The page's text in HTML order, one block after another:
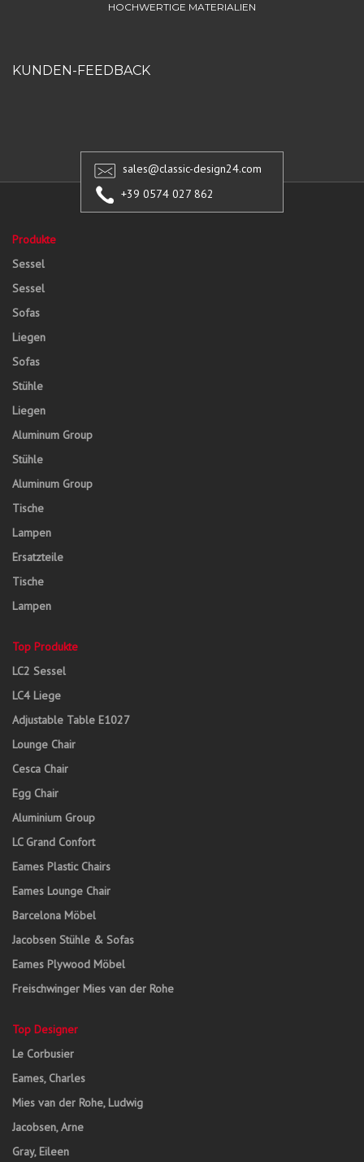
HOCHWERTIGE MATERIALIEN
KUNDEN-FEEDBACK
sales@classic-design24.com
+39 0574 027 862
Produkte
Sessel
Sessel
Sofas
Liegen
Sofas
Stühle
Liegen
Aluminum Group
Stühle
Aluminum Group
Tische
Lampen
Ersatzteile
Tische
Lampen
Top Produkte
LC2 Sessel
LC4 Liege
Adjustable Table E1027
Lounge Chair
Cesca Chair
Egg Chair
Aluminium Group
LC Grand Confort
Eames Plastic Chairs
Eames Lounge Chair
Barcelona Möbel
Jacobsen Stühle & Sofas
Eames Plywood Möbel
Freischwinger Mies van der Rohe
Top Designer
Le Corbusier
Eames, Charles
Mies van der Rohe, Ludwig
Jacobsen, Arne
Gray, Eileen